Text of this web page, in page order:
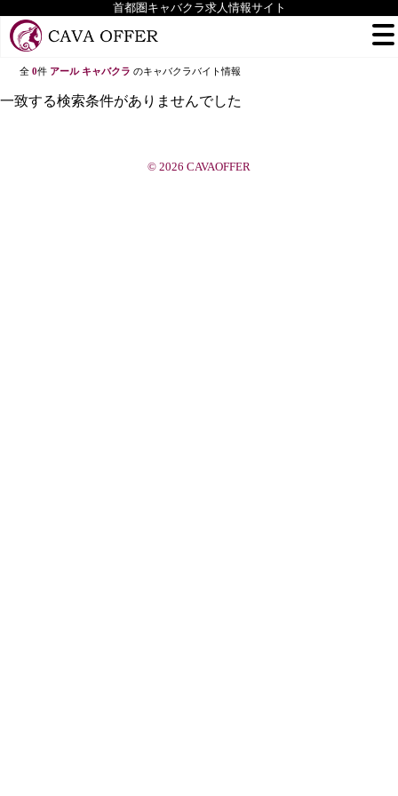
首都圏キャバクラ求人情報サイト
全0件 アール キャバクラのキャバクラバイト情報
一致する検索条件がありませんでした
© 2026 CAVAOFFER